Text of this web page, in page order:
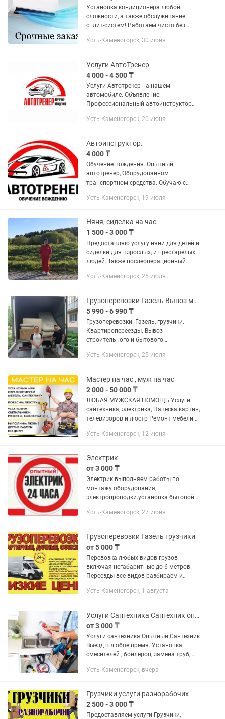
Установка кондиционера любой
сложности, а также обслуживание
сплит-систем! Работаем чисто без
алмазная коронка) Монтаж и
...
Усть-Каменогорск, 30 июня
Услуги АвтоТренер
4 000 - 4 500 ₸
Услуги Автотрекер на нашем
автомобиле. Объявление:
Профессиональный автоинструктор
научиться водить быстро и безопасно?
Усть-Каменогорск, 20 июня
Автоинструктор.
4 000 ₸
Обучение вождения. Опытный
автотренер, Оборудованном
транспортном средства. Обучаю с
есть автомат.
Усть-Каменогорск, 19 июля
Няня, сиделка на час
1 500 - 3 000 ₸
Предоставляю услугу няни для детей и
сиделки для взрослых, и престарелых
людей. Также послеоперационный
условиях. Уборка и готовка за
Усть-Каменогорск, 25 июля
Грузоперевозки Газель Вывоз мусора. Грузчики/
5 990 - 6 990 ₸
Грузоперевозки. Газель, грузчики.
Квартиропереезды. Вывоз
строительного и бытового
стройматериала. Недорого.
выходных.
Усть-Каменогорск, 25 июля
Мастер на час , муж на час
2 000 - 50 000 ₸
ЛЮБАЯ МУЖСКАЯ ПОМОЩЬ Услуги
сантехника, электрика, Навеска картин,
телевизоров и люстр Ремонт мебели и
опытом, много чего умею, постараюсь
Усть-Каменогорск, 12 июня
Электрик
от 3 000 ₸
Электрик выполняем работы по
монтажу оборудования,
электропроводки.установка бытовой
розеток, автоматов.ремонт бытовой
25лет. Без...
Усть-Каменогорск, 27 июня
Грузоперевозки Газель грузчики
от 5 000 ₸
Перевозка любых видов грузов
включая негабаритные до 6 метров.
Переезды все видов разбираем и
бытовую технику
Усть-Каменогорск, 1 августа
Услуги Сантехника Сантехник опытный работы любой сложности
от 3 000 ₸
Услуги сантехника Опытный Сантехник
Выезд в любое время. Установка
смесителей , бойлеров, замена труб,
Усть-Каменогорск, вчера
Грузчики услуги разнорабочих
2 500 - 3 000 ₸
Предоставляем услуги Грузчики,